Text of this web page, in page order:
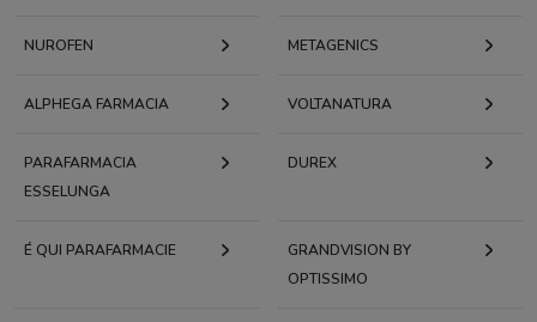
NUROFEN METAGENICS
ALPHEGA FARMACIA VOLTANATURA
PARAFARMACIA
ESSELUNGA
DUREX
É QUI PARAFARMACIE
GRANDVISION BY
OPTISSIMO